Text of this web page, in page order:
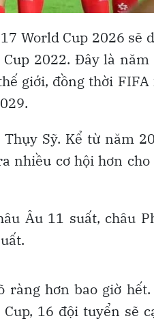
World Cup 2026 sẽ
2022. Đây là năm
giới, đồng thời FIFA
Sỹ. Kể từ năm
nhiều cơ hội hơn cho
Âu 11 suất, châu
hơn bao giờ hết.
16 đội tuyển sẽ